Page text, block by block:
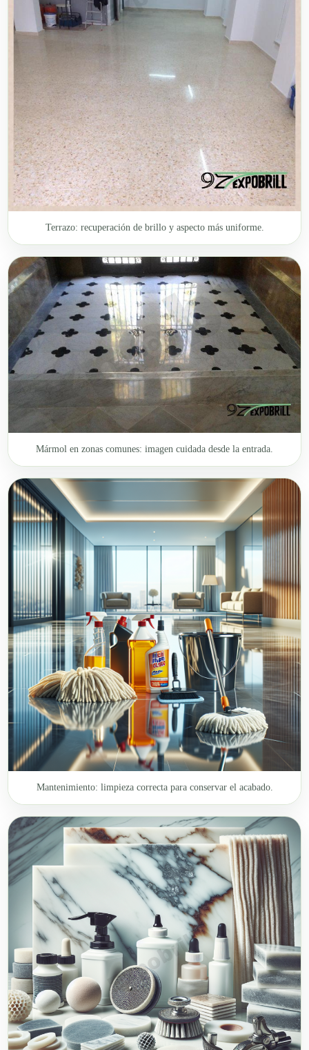
Terrazo: recuperación de brillo y aspecto más uniforme.
Mármol en zonas comunes: imagen cuidada desde la entrada.
Mantenimiento: limpieza correcta para conservar el acabado.